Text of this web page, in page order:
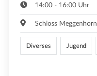
14:00 - 16:00 Uhr
Schloss Meggenhorn
Diverses Jugend